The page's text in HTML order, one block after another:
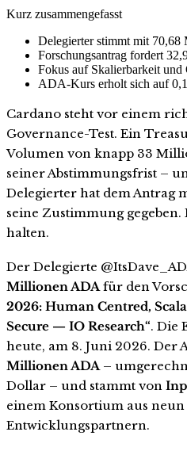
Kurz zusammengefasst
Delegierter stimmt mit
Forschungsantrag fordert
Fokus auf Skalierbarkeit und
ADA-Kurs erholt sich auf
Cardano steht vor einem
Governance-Test. Ein
Volumen von knapp 33
seiner Abstimmungsfrist –
Delegierter hat dem Antrag
seine Zustimmung gegeben.
halten.
Der Delegierte
Millionen ADAfür den
2026: Human Centred,
Secure — IO Research“. Die
heute, am 8. Juni 2026. Der
Millionen ADA–
Dollar – und stammt von
einem Konsortium aus
Entwicklungspartnern.